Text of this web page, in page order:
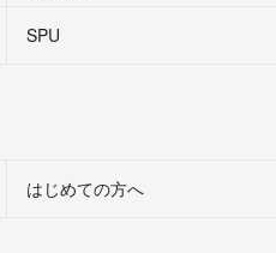
SPU
はじめての方へ